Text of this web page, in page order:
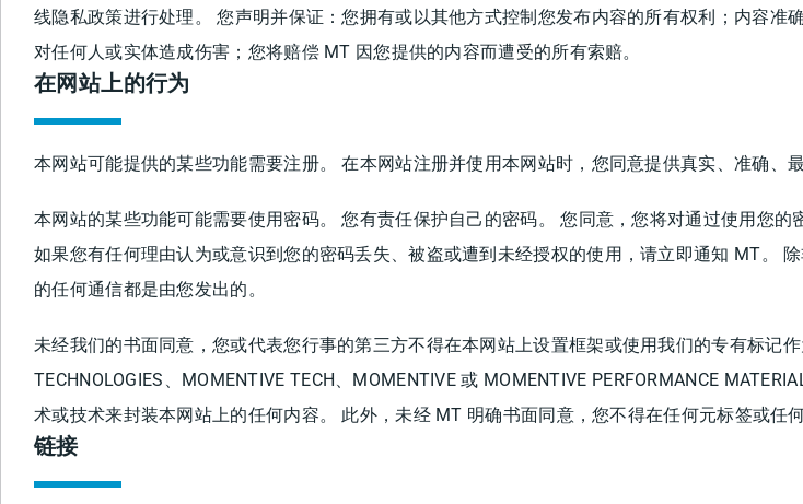
线隐私政策进行处理。 您声明并保证：您拥有或以其他方式控制您发布内容的所有权利；内容准
对任何人或实体造成伤害；您将赔偿 MT 因您提供的内容而遭受的所有索赔。
在网站上的行为
本网站可能提供的某些功能需要注册。 在本网站注册并使用本网站时，您同意提供真实、准确、
本网站的某些功能可能需要使用密码。 您有责任保护自己的密码。 您同意，您将对通过使用您的
如果您有任何理由认为或意识到您的密码丢失、被盗或遭到未经授权的使用，请立即通知 MT。
的任何通信都是由您发出的。
未经我们的书面同意，您或代表您行事的第三方不得在本网站上设置框架或使用我们的专有标记
TECHNOLOGIES、MOMENTIVE TECH、MOMENTIVE 或 MOMENTIVE PERFORMANCE
术或技术来封装本网站上的任何内容。 此外，未经 MT 明确书面同意，您不得在任何元标签或任
链接